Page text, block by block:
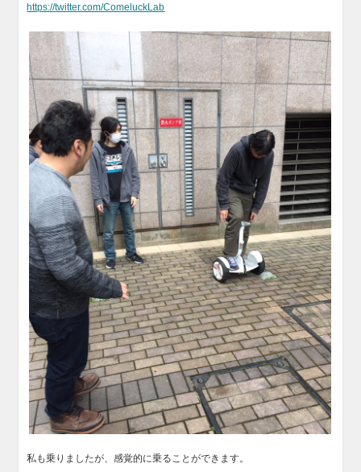
https://twitter.com/ComeluckLab
私も乗りましたが、感覚的に乗ることができます。